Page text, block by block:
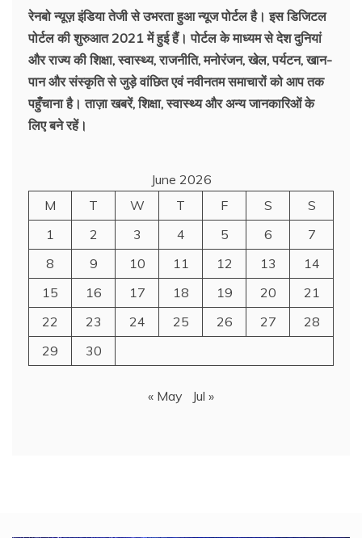
रेनबो न्यूज़ इंडिया तेजी से उभरता हुआ न्‍यूज पोर्टल है। इस डिजिटल
पोर्टल की शुरुआत 2021 में हुई हैं। पोर्टल के माध्यम से देश दुनियां
और राज्य की शिक्षा, स्वास्थ्य, राजनीति, मनोरंजन, खेल, पर्यटन, खान-
पान और संस्कृति से जुड़े वांछित एवं नवीनतम समाचारों को आप तक
पहुँचाना है। ताज़ा खबरें, शिक्षा, स्वास्थ्य और अन्य जानकारिओं के
लिए बने रहें।
June 2026
M
T W T F S
S
1
2 3 4 5 6
7
8
9 10 11 12 13
14
15
16 17 18 19 20
21
22
23 24 25 26 27
28
29
30
« May Jul »